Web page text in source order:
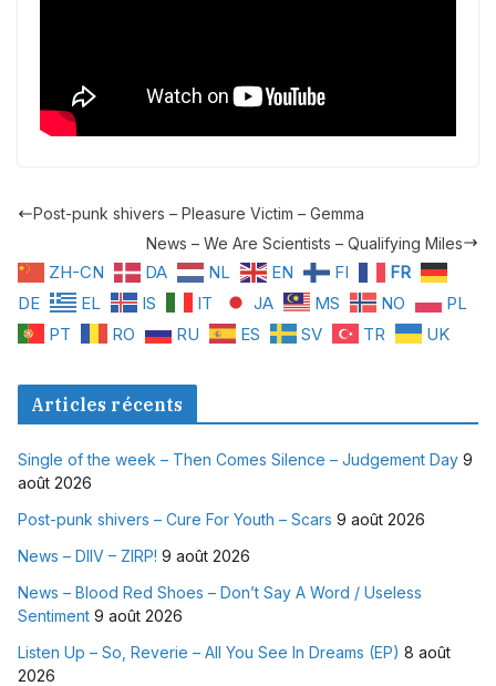
Post-punk shivers – Pleasure Victim – Gemma
News – We Are Scientists – Qualifying Miles
ZH-CN DA NL EN FI
FR
DE
EL IS IT JA MS NO
PL
PT
RO RU ES SV TR UK
Articles récents
Single of the week – Then Comes Silence – Judgement Day 9
août 2026
Post-punk shivers – Cure For Youth – Scars 9 août 2026
News – DIIV – ZIRP! 9 août 2026
News – Blood Red Shoes – Don’t Say A Word / Useless
Sentiment 9 août 2026
Listen Up – So, Reverie – All You See In Dreams (EP) 8 août
2026